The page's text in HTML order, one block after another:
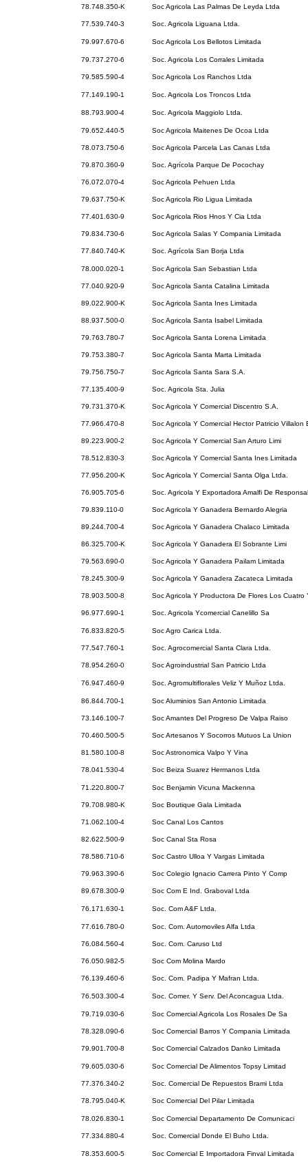
78.748.350-K Soc Agricola Las Palmas De Leyda Ltda
77.539.740-3 Soc. Agricola Liguana Ltda.
79.997.670-6 Soc Agricola Los Bellotos Limitada
79.737.270-6 Soc. Agricola Los Corrales Limitada
79.585.590-4 Soc Agricola Los Ranchos Ltda
77.149.190-1 Soc. Agricola Los Troncos Ltda
88.793.900-4 Soc. Agricola Maggiolo Ltda.
79.652.440-5 Soc Agricola Maitenes De Ocoa Ltda
78.073.750-6 Soc Agricola Parcela Las Canas Ltda
79.870.360-9 Soc. Agrícola Parque De Pocochay
76.072.070-4 Soc Agricola Pehuen Ltda
79.637.750-K Soc Agricola Rio Ligua Limitada
77.401.630-9 Soc Agricola Rios Hnos Y Cia Ltda
79.834.730-6 Soc Agricola Salas Y Compania Limitada
77.840.740-K Soc. Agrícola San Borja Ltda
78.000.020-1 Soc Agricola San Sebastian Ltda
77.040.920-9 Soc Agricola Santa Catalina Limitada
89.022.900-K Soc Agricola Santa Ines Limitada
88.937.500-0 Soc Agricola Santa Isabel Limitada
79.763.780-7 Soc Agricola Santa Lorena Limitada
79.753.380-7 Soc Agricola Santa Marta Limitada
79.756.750-7 Soc Agricola Santa Sara S.A.
77.135.400-9 Soc. Agricola Sta. Julia
79.731.370-K Soc Agricola Y Comercial Discentro S.A.
77.966.470-8 Soc Agricola Y Comercial Hector Patricio Villalon
89.223.900-2 Soc Agricola Y Comercial San Arturo Limi
78.512.830-3 Soc Agricola Y Comercial Santa Ines Limitada
77.956.200-K Soc Agricola Y Comercial Santa Olga Ltda.
76.905.705-6 Soc. Agricola Y Exportadora Amalfi De
79.839.110-0 Soc Agricola Y Ganadera Bernardo Alegria
89.244.700-4 Soc Agricola Y Ganadera Chalaco Limitada
86.325.700-K Soc Agricola Y Ganadera El Sobrante Limi
79.563.690-0 Soc Agricola Y Ganadera Pailam Limitada
78.245.300-9 Soc Agricola Y Ganadera Zacateca Limitada
78.903.500-8 Soc Agricola Y Productora De Flores Los Cuatro
96.977.690-1 Soc. Agricola Ycomercial Canelillo Sa
76.833.820-5 Soc Agro Carica Ltda.
77.547.760-1 Soc. Agrocomercial Santa Clara Ltda.
78.954.260-0 Soc Agroindustrial San Patricio Ltda
76.947.460-9 Soc. Agromultiflorales Veliz Y Muñoz Ltda.
86.844.700-1 Soc Aluminios San Antonio Limitada
73.146.100-7 Soc Amantes Del Progreso De Valpa Raiso
70.460.500-5 Soc Artesanos Y Socorros Mutuos La Union
81.580.100-8 Soc Astronomica Valpo Y Vina
78.041.530-4 Soc Beiza Suarez Hermanos Ltda
71.220.800-7 Soc Benjamin Vicuna Mackenna
79.708.980-K Soc Boutique Gala Limitada
71.062.100-4 Soc Canal Los Cantos
82.622.500-9 Soc Canal Sta Rosa
78.586.710-6 Soc Castro Ulloa Y Vargas Limitada
79.963.390-6 Soc Colegio Ignacio Carrera Pinto Y Comp
89.678.300-9 Soc Com E Ind. Graboval Ltda
76.171.630-1 Soc. Com A&F Ltda.
77.616.780-0 Soc. Com. Automoviles Alfa Ltda
76.084.560-4 Soc. Com. Caruso Ltd
76.050.982-5 Soc Com Molina Mardo
76.139.460-6 Soc. Com. Padipa Y Mafran Ltda.
76.503.300-4 Soc. Comer. Y Serv. Del Aconcagua Ltda.
79.719.030-6 Soc Comercial Agricola Los Rosales De Sa
78.328.090-6 Soc Comercial Barros Y Compania Limitada
79.901.700-8 Soc Comercial Calzados Danko Limitada
79.605.030-6 Soc Comercial De Alimentos Topsy Limitad
77.376.340-2 Soc. Comercial De Repuestos Brami Ltda
78.795.040-K Soc Comercial Del Pilar Limitada
78.026.830-1 Soc Comercial Departamento De Comunicaci
77.334.880-4 Soc. Comercial Donde El Buho Ltda.
78.353.600-5 Soc Comercial E Importadora Finval Limitada